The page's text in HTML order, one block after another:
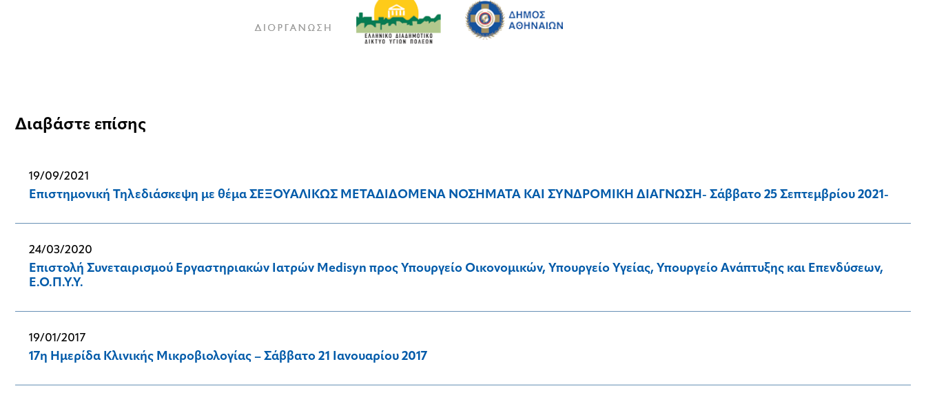
Διαβάστε επίσης
19/09/2021
Επιστημονική Τηλεδιάσκεψη με θέμα ΣΕΞΟΥΑΛΙΚΩΣ ΜΕΤΑΔΙΔΟΜΕΝΑ ΝΟΣΗΜΑΤΑ ΚΑΙ ΣΥΝΔΡΟΜΙΚΗ ΔΙΑΓΝΩΣΗ- Σάββατο 25 Σεπτεμβρίου 2021-
24/03/2020
Επιστολή Συνεταιρισμού Εργαστηριακών Ιατρών Medisyn προς Υπουργείο Οικονομικών, Υπουργείο Υγείας, Υπουργείο Ανάπτυξης και Επενδύσεων,
Ε.Ο.Π.Υ.Υ.
19/01/2017
17η Ημερίδα Κλινικής Μικροβιολογίας – Σάββατο 21 Ιανουαρίου 2017